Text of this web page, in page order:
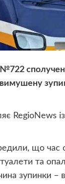
№722
вимушену
RegioNews
що час
та
зупинки –